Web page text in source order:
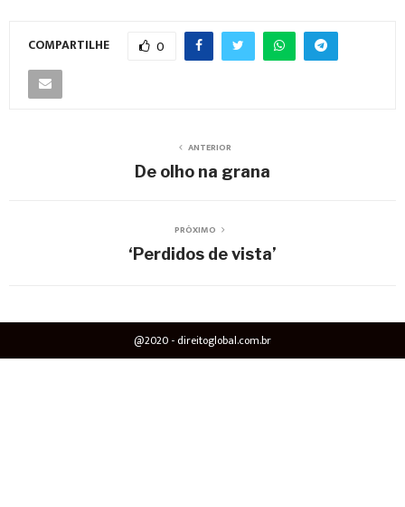
COMPARTILHE 0
ANTERIOR
De olho na grana
PRÓXIMO
‘Perdidos de vista’
@2020 - direitoglobal.com.br